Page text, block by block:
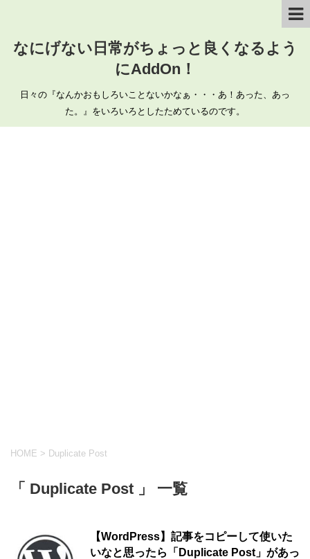
なにげない日常がちょっと良くなるよう
にAddOn！
日々の『なんかおもしろいことないかなぁ・・・あ！あった、あっ
た。』をいろいろとしたためているのです。
HOME > Duplicate Post
「 Duplicate Post 」 一覧
【WordPress】記事をコピーして使いた
いなと思ったら「Duplicate Post」があっ